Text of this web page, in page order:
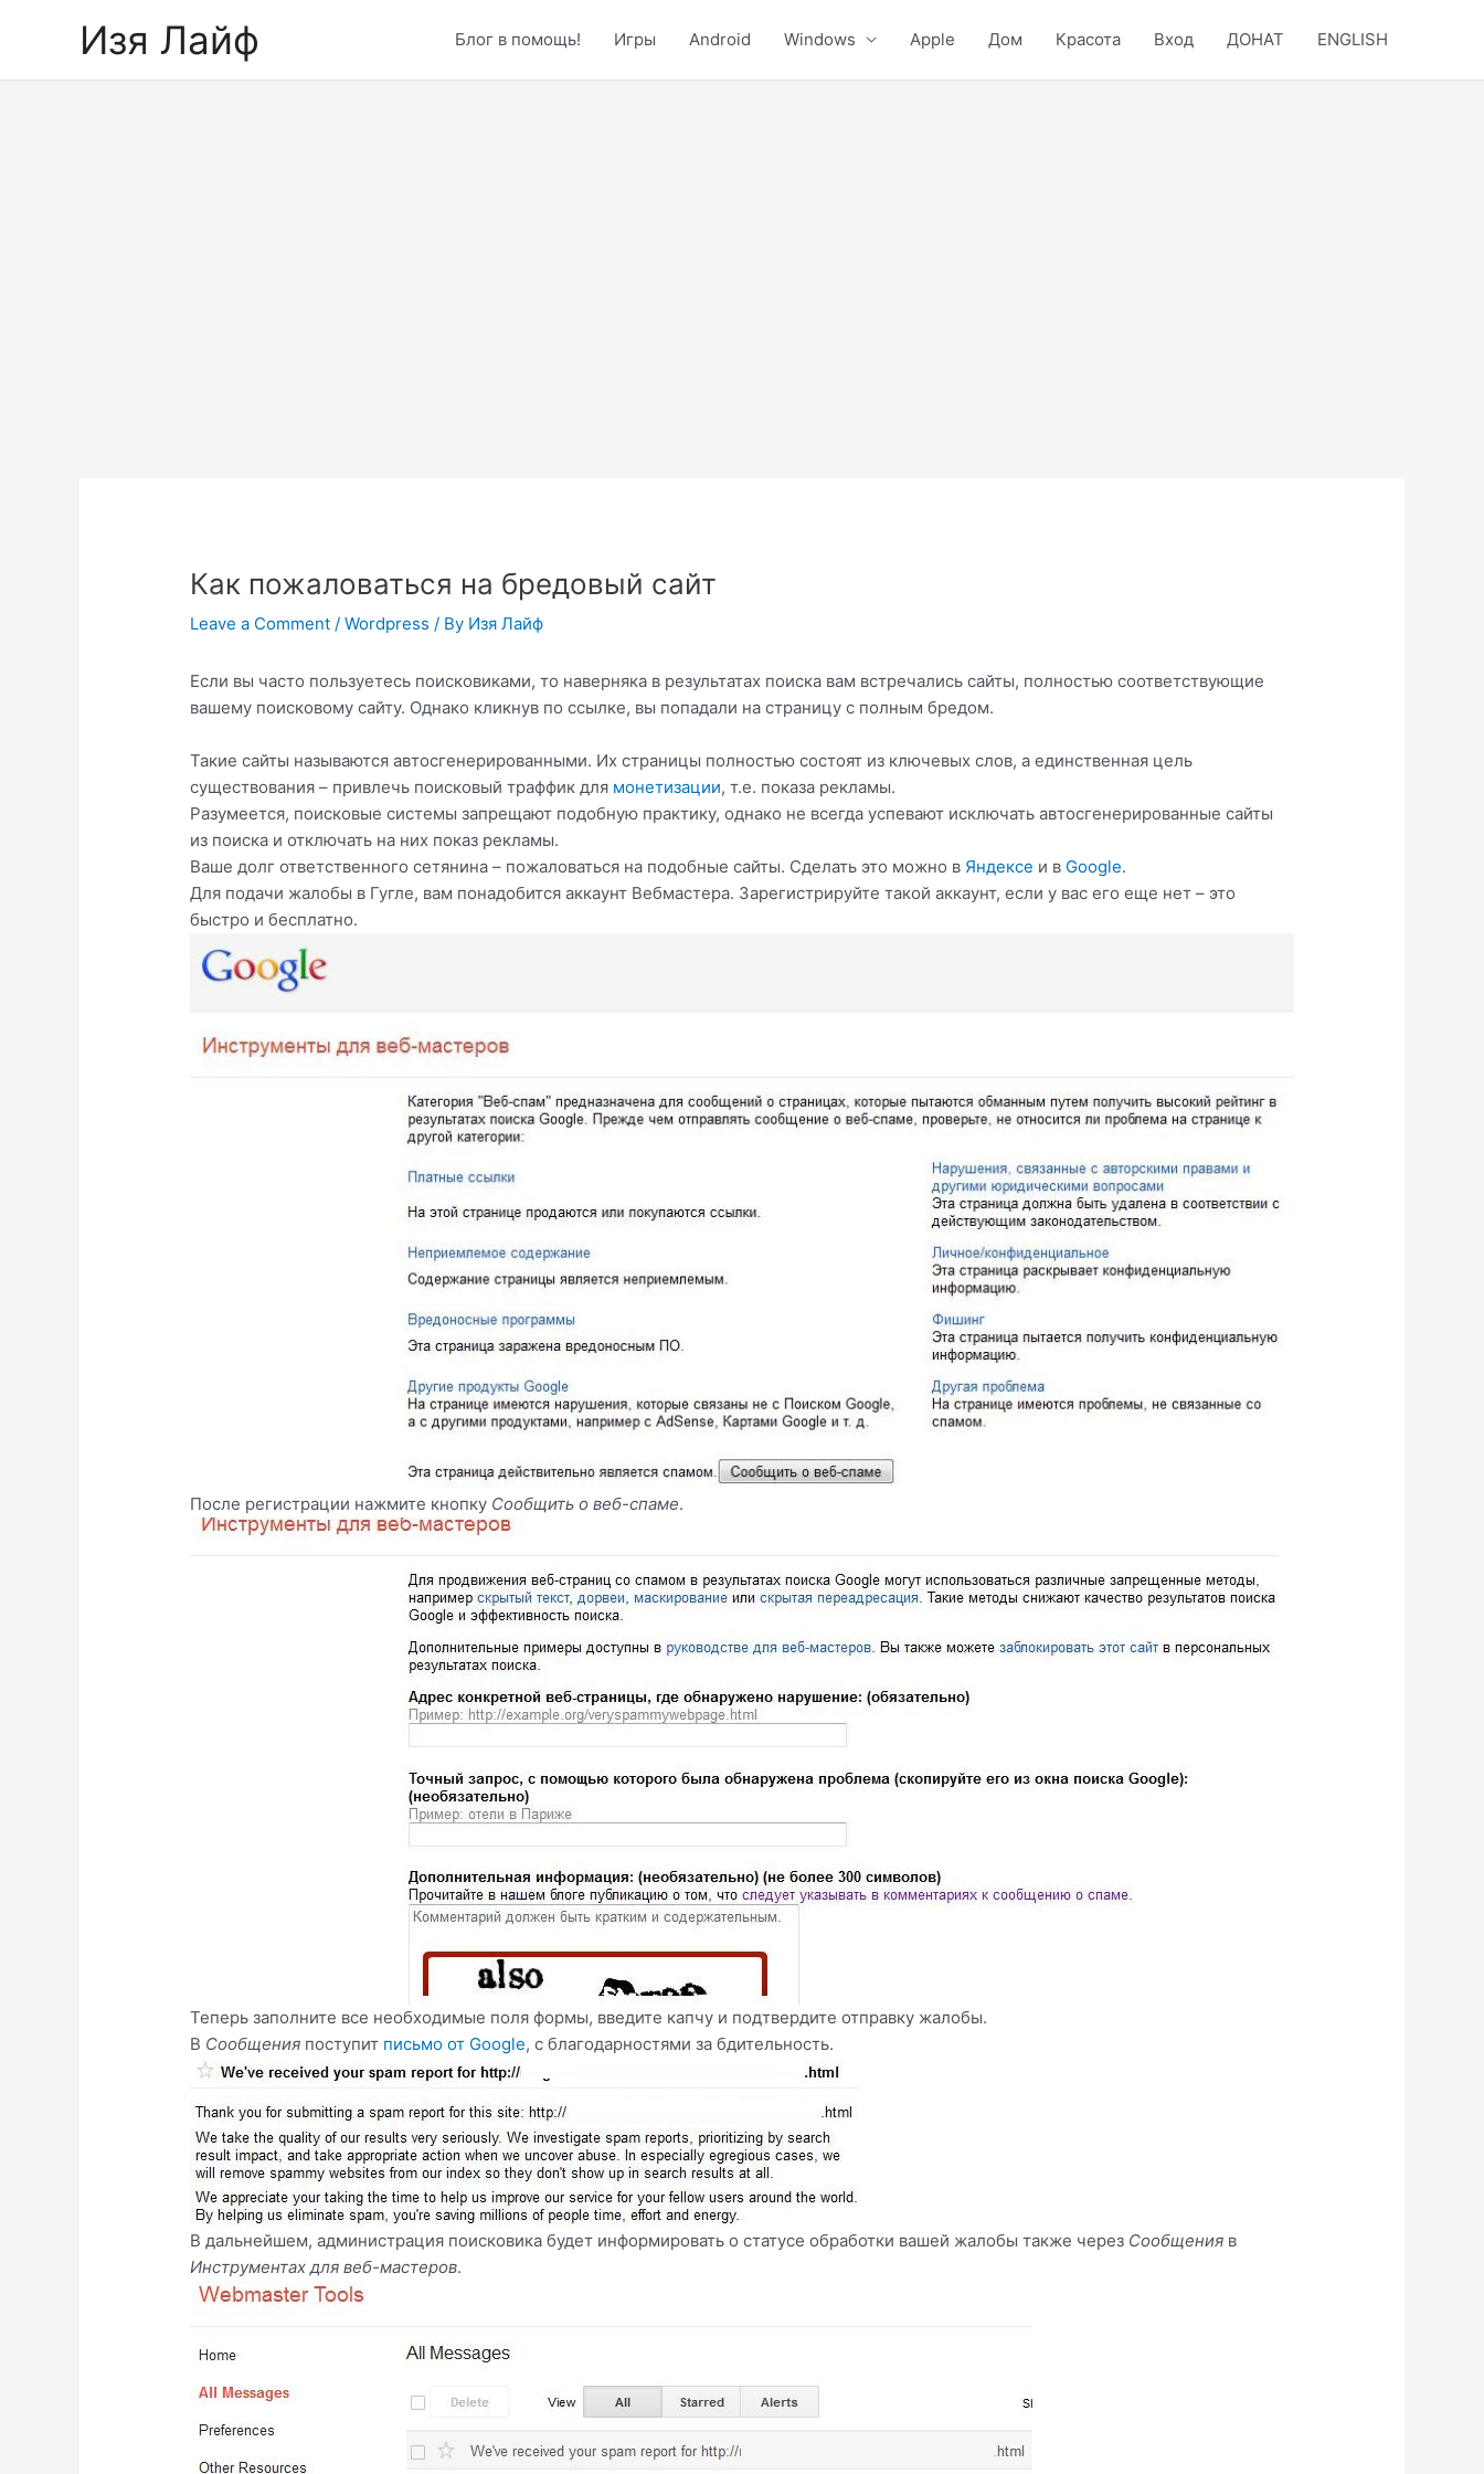
Изя Лайф Блог в помощь! Игры Android Windows Apple Дом Красота Вход ДОНАТ ENGLISH
Как пожаловаться на бредовый сайт
Leave a Comment /Wordpress / By Изя Лайф
Если вы часто пользуетесь поисковиками, то наверняка в результатах поиска вам встречались сайты, полностью соответствующие
вашему поисковому сайту. Однако кликнув по ссылке, вы попадали на страницу с полным бредом.
Такие сайты называются автосгенерированными. Их страницы полностью состоят из ключевых слов, а единственная цель
существования – привлечь поисковый траффик для монетизации, т.е. показа рекламы.
Разумеется, поисковые системы запрещают подобную практику, однако не всегда успевают исключать автосгенерированные сайты
из поиска и отключать на них показ рекламы.
Ваше долг ответственного сетянина – пожаловаться на подобные сайты. Сделать это можно в Яндексе и в Google.
Для подачи жалобы в Гугле, вам понадобится аккаунт Вебмастера. Зарегистрируйте такой аккаунт, если у вас его еще нет – это
быстро и бесплатно.
После регистрации нажмите кнопку Сообщить о веб-спаме.
Теперь заполните все необходимые поля формы, введите капчу и подтвердите отправку жалобы.
В Сообщения поступит письмо от Google, с благодарностями за бдительность.
В дальнейшем, администрация поисковика будет информировать о статусе обработки вашей жалобы также через Сообщения в
Инструментах для веб-мастеров.